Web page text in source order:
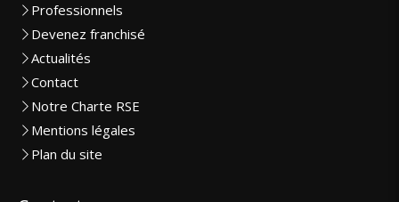
Professionnels
Devenez franchisé
Actualités
Contact
Notre Charte RSE
Mentions légales
Plan du site